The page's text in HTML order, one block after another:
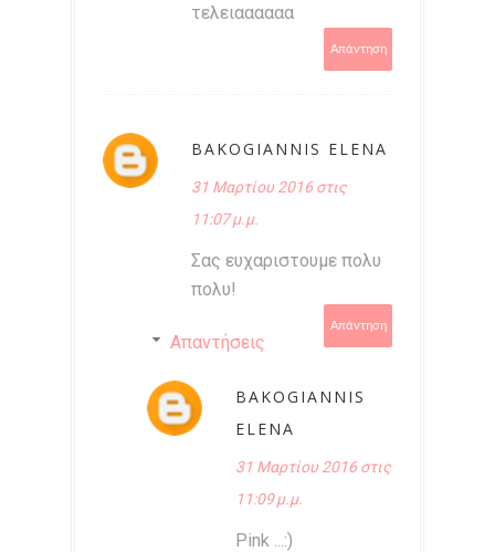
τελειαααααα
Απάντηση
BAKOGIANNIS ELENA
31 Μαρτίου 2016 στις
11:07 μ.μ.
Σας ευχαριστουμε πολυ
πολυ!
Απάντηση
Απαντήσεις
BAKOGIANNIS
ELENA
31 Μαρτίου 2016 στις
11:09 μ.μ.
Pink ...:)